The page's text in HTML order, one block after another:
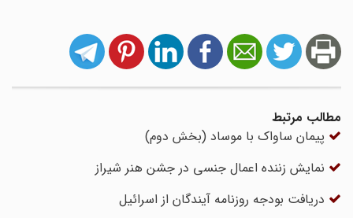
مطالب مرتبط
پیمان ساواک با موساد (بخش دوم)
نمایش زننده اعمال جنسی در جشن هنر شیراز
دریافت بودجه روزنامه آیندگان از اسرائیل